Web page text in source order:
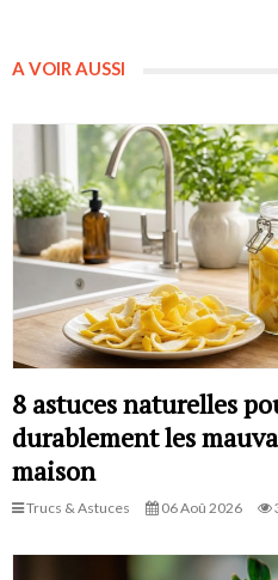
A VOIR AUSSI
8 astuces naturelles
durablement les
maison
Trucs & Astuces 06 Aoû 2026